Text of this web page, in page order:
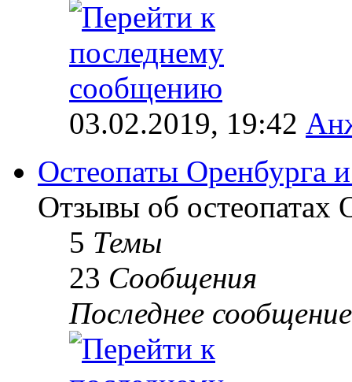
03.02.2019, 19:42
Остеопаты Оренбурга
Отзывы об остеопатах
5 Темы
23 Сообщения
Последнее сообщение